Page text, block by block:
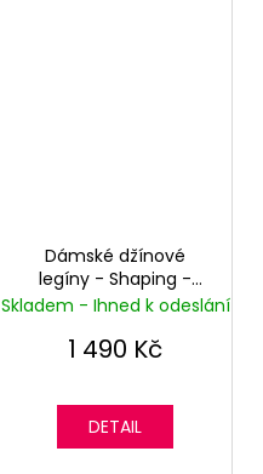
Dámské džínové
legíny - Shaping -
Normální pas - Tmavě
Skladem - Ihned k odeslání
1 490 Kč
DETAIL